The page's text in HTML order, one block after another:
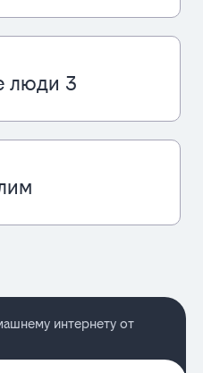
люди 3
интернету от